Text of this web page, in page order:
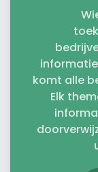
komt alle
Elk